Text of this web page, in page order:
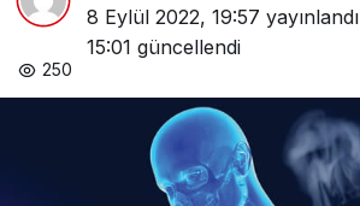
8 Eylül 2022, 19:57 yayınlandı
15:01 güncellendi
250